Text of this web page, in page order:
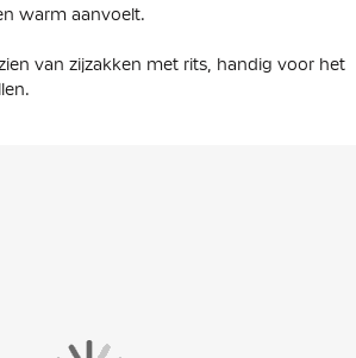
warm aanvoelt.
van zijzakken met rits, handig voor het